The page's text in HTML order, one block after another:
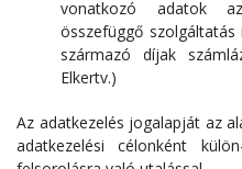
vonatkozó adatok
összefüggő szolgáltatás
származó díjak
Elkertv.)
Az adatkezelés jogalapját az
adatkezelési célonként